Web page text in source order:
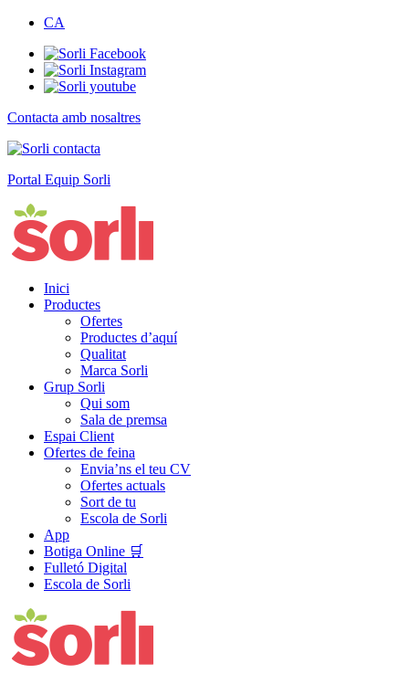
CA
Contacta amb nosaltres
Portal Equip Sorli
Inici
Productes
Ofertes
Productes d’aquí
Qualitat
Marca Sorli
Grup Sorli
Qui som
Sala de premsa
Espai Client
Ofertes de feina
Envia’ns el teu CV
Ofertes actuals
Sort de tu
Escola de Sorli
App
Botiga Online 🛒
Fulletó Digital
Escola de Sorli